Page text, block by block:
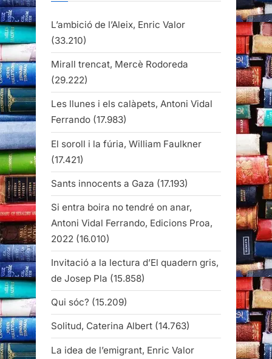
L’ambició de l’Aleix, Enric Valor
(33.210)
Mirall trencat, Mercè Rodoreda
(29.222)
Les llunes i els calàpets, Antoni Vidal
Ferrando (17.983)
El soroll i la fúria, William Faulkner
(17.421)
Sants innocents a Gaza (17.193)
Si entra boira no tendré on anar,
Antoni Vidal Ferrando, Edicions Proa,
2022 (16.010)
Invitació a la lectura d’El quadern gris,
de Josep Pla (15.858)
Qui sóc? (15.209)
Solitud, Caterina Albert (14.763)
La idea de l’emigrant, Enric Valor